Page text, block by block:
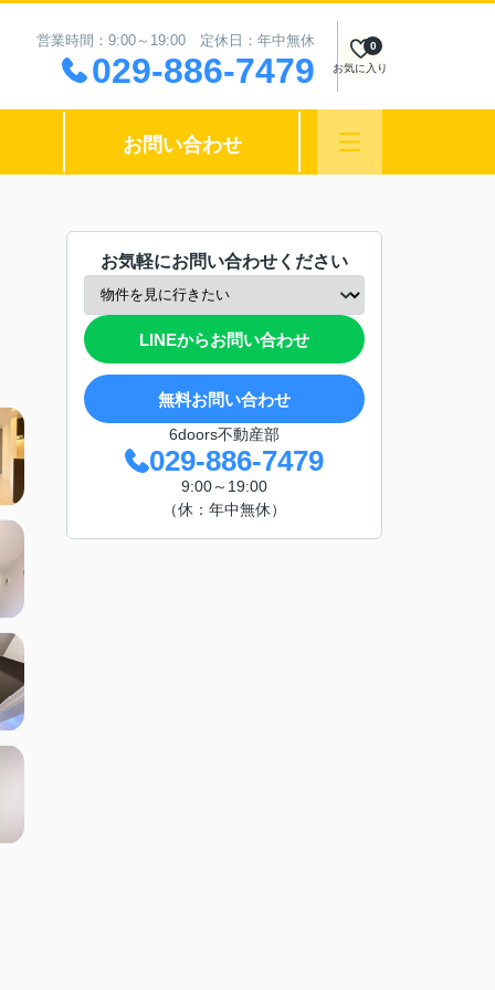
営業時間：9:00～19:00 定休日：年中無休
029-886-7479 お気に入り
0
お問い合わせ
お気軽にお問い合わせください
LINEからお問い合わせ
無料お問い合わせ
6doors不動産部
029-886-7479
9:00～19:00
（休：年中無休）